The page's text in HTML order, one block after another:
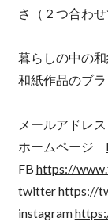
さ（２つ合わ
暮らしの中の
和紙作品のブ
メールアドレ
ホームページ
FB https://
twitterhttps://
instagram